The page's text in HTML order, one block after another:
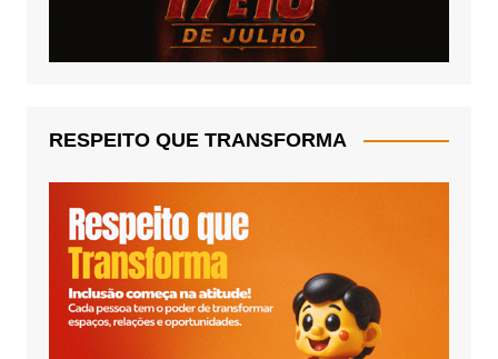
RESPEITO QUE TRANSFORMA